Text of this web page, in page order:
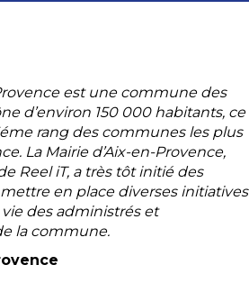
est une commune des
d’environ 150 000 habitants, ce
rang des communes les plus
La Mairie d’Aix-en-Provence,
Reel iT, a très tôt initié des
en place diverses initiatives
des administrés et
la commune.